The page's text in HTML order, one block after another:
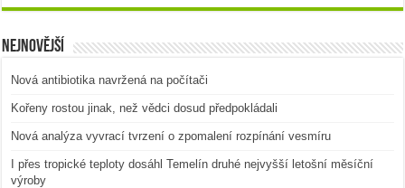
Nejnovější
Nová antibiotika navržená na počítači
Kořeny rostou jinak, než vědci dosud předpokládali
Nová analýza vyvrací tvrzení o zpomalení rozpínání vesmíru
I přes tropické teploty dosáhl Temelín druhé nejvyšší letošní měsíční
výroby